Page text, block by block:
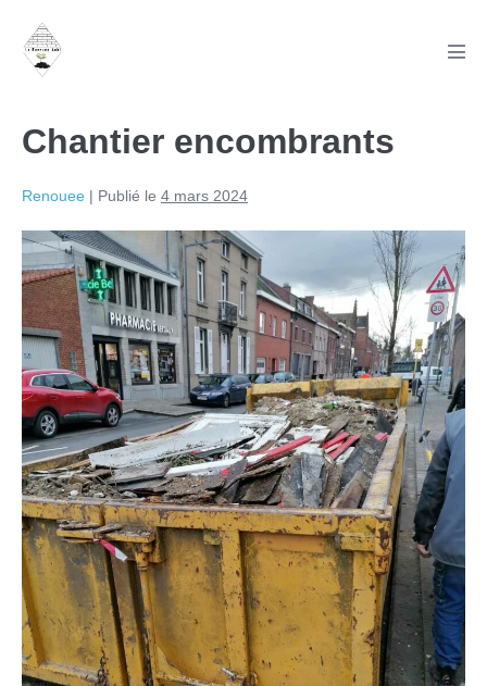
contenu
Chantier encombrants
Renouee | Publié le 4 mars 2024